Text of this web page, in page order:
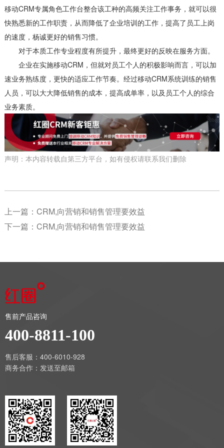
移动CRM专属角色工作台整合该工种的高频关注工作事务，就可以很
快熟悉新的工作职责，从而降低了企业培训的工作，提高了员工上岗
的速度，杨诚更好的销售习惯。
对于本质工作专业程度有所提升，最终更好的反映在服务方面。
企业在实施移动CRM，但就对员工个人的积极影响而言，可以加
速业务熟练度，更快的适应工作节奏。经过移动CRM系统训练的销售
人员，可以大大降低销售的成本，提高成单率，以及员工个人的综合
业务素质。
声明：本内容转载自第三方平台，如有侵权请联系我们删除
上一篇： CRM,向营销和销售管理要效益
下一篇： CRM,向营销和销售管理要效益
售前产品咨询
400-8811-100
售后客服：400-6010-928
商务合作： 发送至邮箱